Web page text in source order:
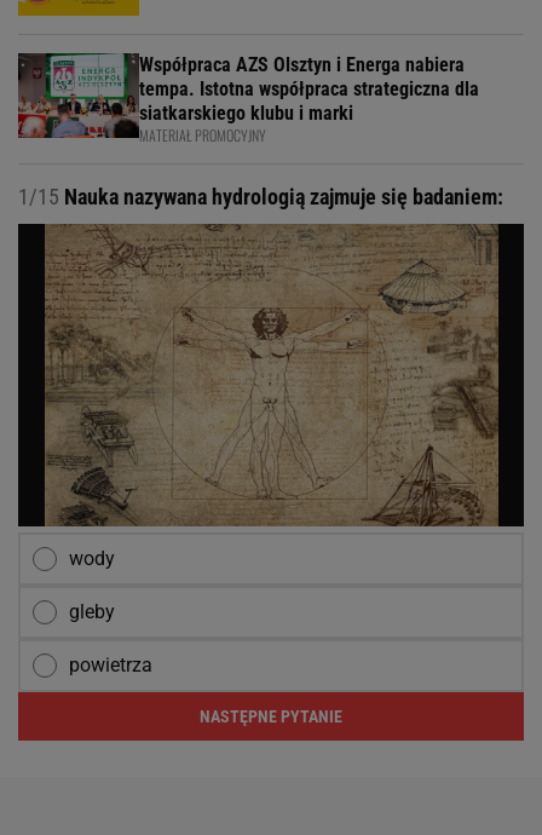
Współpraca AZS Olsztyn i Energa nabiera
tempa. Istotna współpraca strategiczna dla
siatkarskiego klubu i marki
MATERIAŁ PROMOCYJNY
1/15 Nauka nazywana hydrologią zajmuje się badaniem:
wody
gleby
powietrza
NASTĘPNE PYTANIE